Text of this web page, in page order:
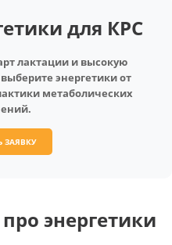
для КРС
лактации и высокую
энергетики от
метаболических
ЗАЯВКУ
энергетики